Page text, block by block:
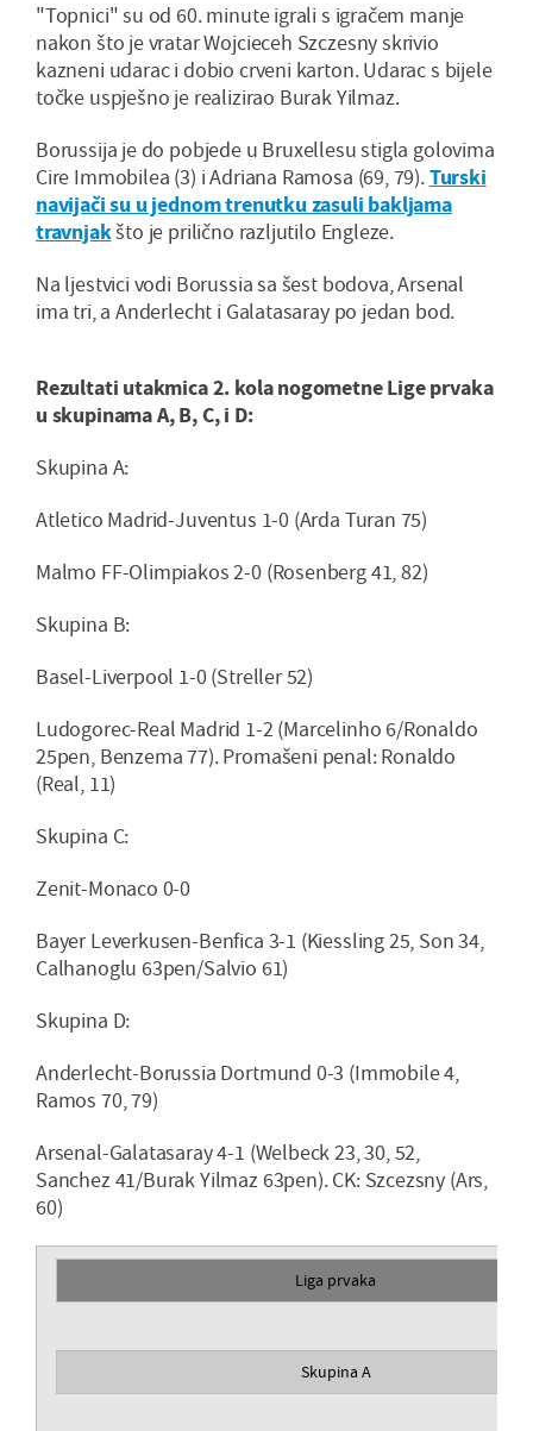
"Topnici" su od 60. minute igrali s igračem manje
nakon što je vratar Wojcieceh Szczesny skrivio
kazneni udarac i dobio crveni karton. Udarac s bijele
točke uspješno je realizirao Burak Yilmaz.
Borussija je do pobjede u Bruxellesu stigla golovima
Cire Immobilea (3) i Adriana Ramosa (69, 79).Turski
navijači su u jednom trenutku zasuli bakljama
travnjakšto je prilično razljutilo Engleze.
Na ljestvici vodi Borussia sa šest bodova, Arsenal
ima tri, a Anderlecht i Galatasaray po jedan bod.
Rezultati utakmica 2. kola nogometne Lige prvaka
u skupinama A, B, C, i D:
Skupina A:
Atletico Madrid-Juventus 1-0 (Arda Turan 75)
Malmo FF-Olimpiakos 2-0 (Rosenberg 41, 82)
Skupina B:
Basel-Liverpool 1-0 (Streller 52)
Ludogorec-Real Madrid 1-2 (Marcelinho 6/Ronaldo
25pen, Benzema 77). Promašeni penal: Ronaldo
(Real, 11)
Skupina C:
Zenit-Monaco 0-0
Bayer Leverkusen-Benfica 3-1 (Kiessling 25, Son 34,
Calhanoglu 63pen/Salvio 61)
Skupina D:
Anderlecht-Borussia Dortmund 0-3 (Immobile 4,
Ramos 70, 79)
Arsenal-Galatasaray 4-1 (Welbeck 23, 30, 52,
Sanchez 41/Burak Yilmaz 63pen). CK: Szcezsny (Ars,
60)
Liga prvaka
Skupina A